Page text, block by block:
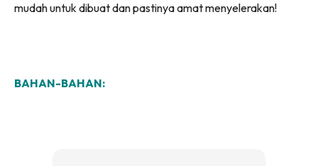
mudah untuk dibuat dan pastinya amat menyelerakan!
BAHAN-BAHAN: